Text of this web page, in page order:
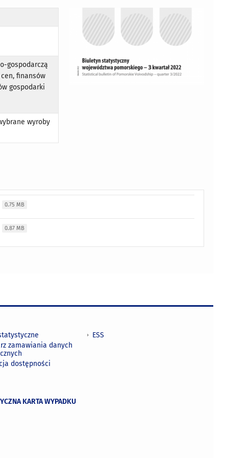
gospodarczą
finansów
gospodarki
wyroby
0.75 MB
0.87 MB
zamawiania danych
dostępności
KARTA WYPADKU
ESS